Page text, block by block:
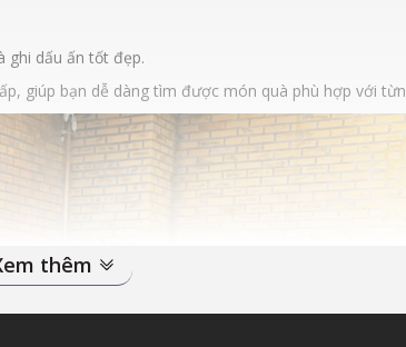
ghi dấu ấn tốt đẹp.
giúp bạn dễ dàng tìm được món quà phù hợp với
thêm